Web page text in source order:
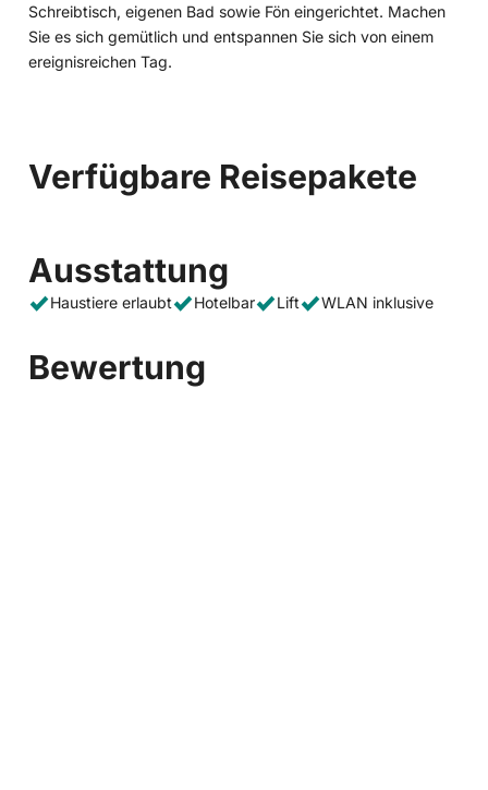
Schreibtisch, eigenen Bad sowie Fön eingerichtet. Machen
Sie es sich gemütlich und entspannen Sie sich von einem
ereignisreichen Tag.
Verfügbare Reisepakete
Ausstattung
Haustiere erlaubt Hotelbar Lift WLAN inklusive
Bewertung